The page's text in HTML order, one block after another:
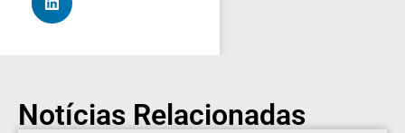
Notícias Relacionadas